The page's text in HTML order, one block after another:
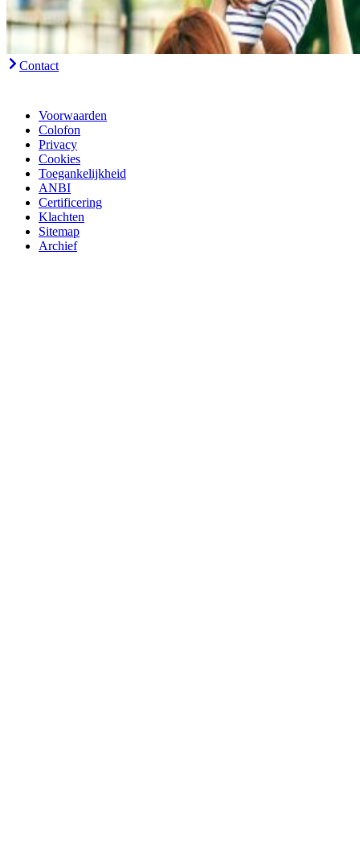
Contact
Voorwaarden
Colofon
Privacy
Cookies
Toegankelijkheid
ANBI
Certificering
Klachten
Sitemap
Archief